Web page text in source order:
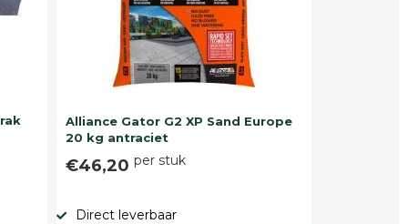
Alliance Gator G2 XP Sand Europe
20 kg antraciet
€46,20 per stuk
Direct leverbaar